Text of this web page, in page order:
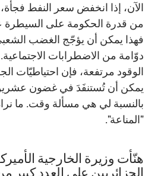
الآن، إذا انخفض سعر النفط
من قدرة الحكومة على السيطرة
فهذا يمكن أن يؤجّج الغضب
دوّامة من الاضطرابات
الوقود مرتفعة، فإن احتياطيّات
يمكن أن تُستنفَدَ في غضون عشرين
بالنسبة لي هي مسألة وقت. ما
"المناعة".
هنّأت وزيرة الخارجية
الجزائريين على العدد كبير